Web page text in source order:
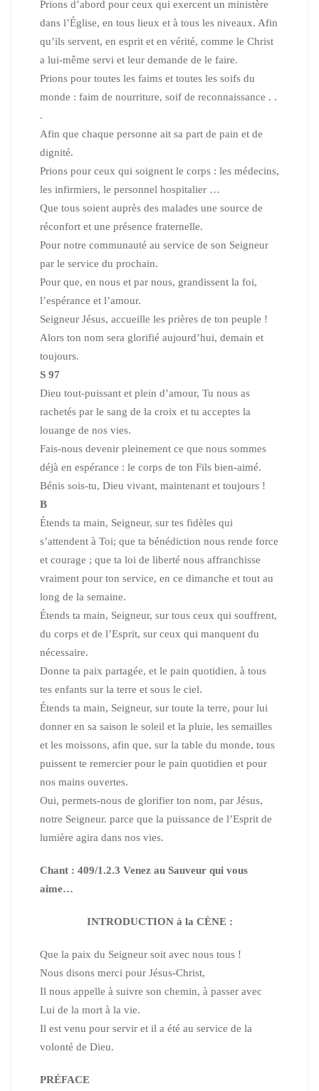
Prions d’abord pour ceux qui exercent un ministère
dans l’Église, en tous lieux et à tous les niveaux. Afin
qu’ils servent, en esprit et en vérité, comme le Christ
a lui-même servi et leur demande de le faire.
Prions pour toutes les faims et toutes les soifs du
monde : faim de nourriture, soif de reconnaissance . .
.
Afin que chaque personne ait sa part de pain et de
dignité.
Prions pour ceux qui soignent le corps : les médecins,
les infirmiers, le personnel hospitalier …
Que tous soient auprès des malades une source de
réconfort et une présence fraternelle.
Pour notre communauté au service de son Seigneur
par le service du prochain.
Pour que, en nous et par nous, grandissent la foi,
l’espérance et l’amour.
Seigneur Jésus, accueille les prières de ton peuple !
Alors ton nom sera glorifié aujourd’hui, demain et
toujours.
S 97
Dieu tout-puissant et plein d’amour, Tu nous as
rachetés par le sang de la croix et tu acceptes la
louange de nos vies.
Fais-nous devenir pleinement ce que nous sommes
déjà en espérance : le corps de ton Fils bien-aimé.
Bénis sois-tu, Dieu vivant, maintenant et toujours !
B
Étends ta main, Seigneur, sur tes fidèles qui
s’attendent à Toi; que ta bénédiction nous rende force
et courage ; que ta loi de liberté nous affranchisse
vraiment pour ton service, en ce dimanche et tout au
long de la semaine.
Étends ta main, Seigneur, sur tous ceux qui souffrent,
du corps et de l’Esprit, sur ceux qui manquent du
nécessaire.
Donne ta paix partagée, et le pain quotidien, à tous
tes enfants sur la terre et sous le ciel.
Étends ta main, Seigneur, sur toute la terre, pour lui
donner en sa saison le soleil et la pluie, les semailles
et les moissons, afin que, sur la table du monde, tous
puissent te remercier pour le pain quotidien et pour
nos mains ouvertes.
Oui, permets-nous de glorifier ton nom, par Jésus,
notre Seigneur. parce que la puissance de l’Esprit de
lumière agira dans nos vies.
Chant : 409/1.2.3 Venez au Sauveur qui vous
aime…
INTRODUCTION à la CÈNE :
Que la paix du Seigneur soit avec nous tous !
Nous disons merci pour Jésus-Christ,
Il nous appelle à suivre son chemin, à passer avec
Lui de la mort à la vie.
Il est venu pour servir et il a été au service de la
volonté de Dieu.
PRÉFACE